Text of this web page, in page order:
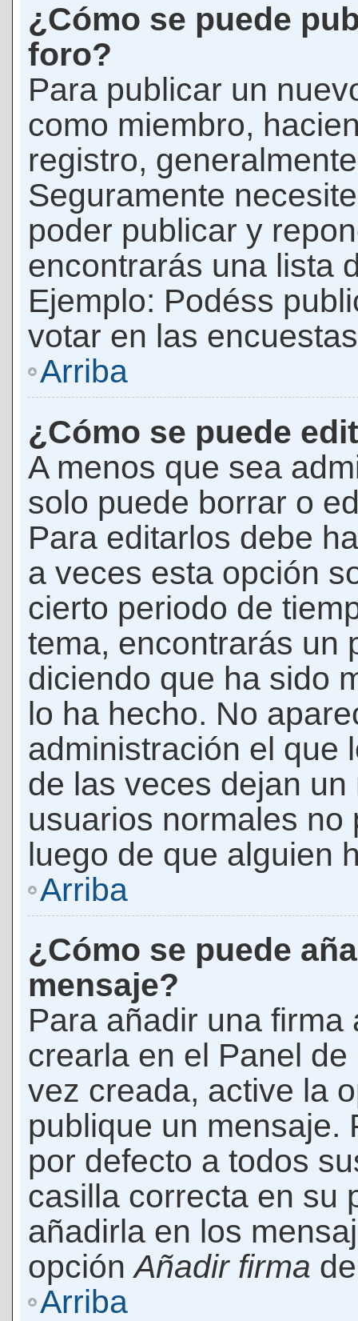
¿Cómo se puede
foro?
Para publicar un
como miembro,
registro,
Seguramente
poder publicar y
encontrarás una lista
Ejemplo: Podéss
votar en las
Arriba
¿Cómo se puede
A menos que sea
solo puede borrar o
Para editarlos debe
a veces esta opción
cierto periodo de
tema, encontrarás un
diciendo que ha sido
lo ha hecho. No
administración el que
de las veces dejan
usuarios normales
luego de que alguien
Arriba
¿Cómo se puede
mensaje?
Para añadir una
crearla en el Panel
vez creada, active la
publique un mensaje.
por defecto a todos
casilla correcta en su
añadirla en los
opciónAñadir firma
Arriba